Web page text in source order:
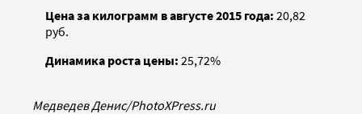
Цена за килограмм в августе 2015 года: 20,82
руб.
Динамика роста цены: 25,72%
Медведев Денис/PhotoXPress.ru